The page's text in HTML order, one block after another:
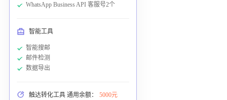
WhatsApp Business API 客服号2个
智能工具
智能搜邮
邮件检测
数据导出
触达转化工具 通用余额： 5000元